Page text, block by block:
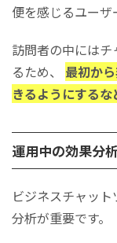
便を感じるユーザ
訪問者の中には
るため、 最初か
きるようにする
運用中の効果分
ビジネスチャッ
分析が重要です。